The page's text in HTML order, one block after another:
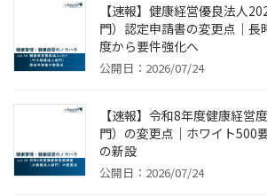
【速報】健康経営優良法人
門）認定申請書の変更点｜長
度から要件強化へ
公開日：2026/07/24
【速報】令和8年度健康経営
門）の変更点｜ホワイト500
の新設
公開日：2026/07/24